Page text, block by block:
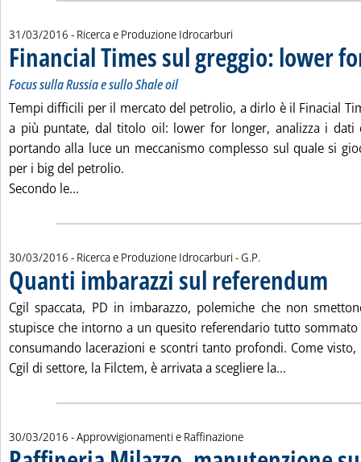
31/03/2016 - Ricerca e Produzione Idrocarburi
Financial Times sul greggio: lower
Focus sulla Russia e sullo Shale oil
Tempi difficili per il mercato del petrolio, a dirlo è il Finacial
a più puntate, dal titolo oil: lower for longer, analizza i dati
portando alla luce un meccanismo complesso sul quale si
per i big del petrolio.
Secondo le...
30/03/2016 - Ricerca e Produzione Idrocarburi -di:
G.P.
Quanti imbarazzi sul referendum
Cgil spaccata, PD in imbarazzo, polemiche che non
stupisce che intorno a un quesito referendario tutto
consumando lacerazioni e scontri tanto profondi. Come
Cgil di settore, la Filctem, è arrivata a scegliere la...
30/03/2016 - Approvvigionamenti e Raffinazione